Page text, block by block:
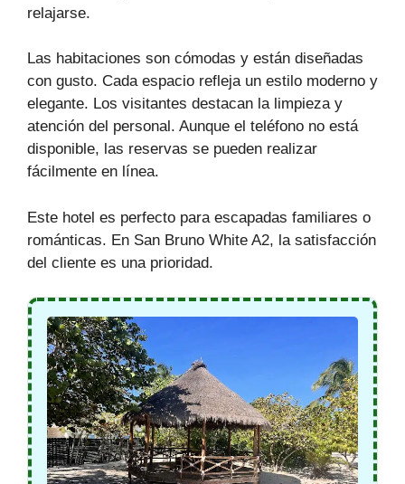
relajarse.
Las habitaciones son cómodas y están diseñadas
con gusto. Cada espacio refleja un estilo moderno y
elegante. Los visitantes destacan la limpieza y
atención del personal. Aunque el teléfono no está
disponible, las reservas se pueden realizar
fácilmente en línea.
Este hotel es perfecto para escapadas familiares o
románticas. En San Bruno White A2, la satisfacción
del cliente es una prioridad.